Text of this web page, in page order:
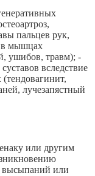
пальцев рук,
в мышцах
ушибов, травм); -
вследствие
лучезапястный
или другим
высыпаний или